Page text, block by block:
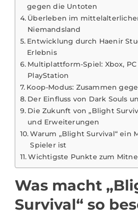
gegen die Untoten
Überleben im
Niemandsland
Entwicklung durch Haenir
Erlebnis
Multiplattform-Spiel: Xbox,
PlayStation
Koop-Modus: Zusammen
Der Einfluss von Dark Souls
Die Zukunft von „Blight
und Erweiterungen
Warum „Blight Survival“ ein
Spieler ist
Wichtigste Punkte zum
Was macht
Survival“ so